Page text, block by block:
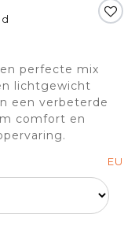
perfecte mix
lichtgewicht
een verbeterde
comfort en
EU